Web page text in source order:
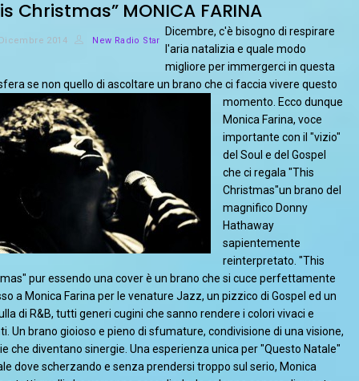
Christmas” MONICA FARINA
2014 New Radio Star
Dicembre, c'è bisogno di respirare
l'aria natalizia e quale modo
migliore per immergerci in questa
se non quello di ascoltare un brano che ci faccia vivere questo
momento. Ecco dunque
Monica Farina, voce
importante con il "vizio"
del Soul e del Gospel
che ci regala "This
Christmas"un brano del
magnifico Donny
Hathaway
sapientemente
reinterpretato. "This
pur essendo una cover è un brano che si cuce perfettamente
a Monica Farina per le venature Jazz, un pizzico di Gospel ed un
di R&B, tutti generi cugini che sanno rendere i colori vivaci e
Un brano gioioso e pieno di sfumature, condivisione di una visione,
che diventano sinergie. Una esperienza unica per "Questo Natale"
dove scherzando e senza prendersi troppo sul serio, Monica